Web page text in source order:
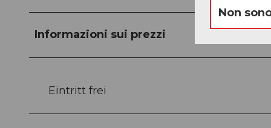
Informazioni sui prezzi
Eintritt frei
Non